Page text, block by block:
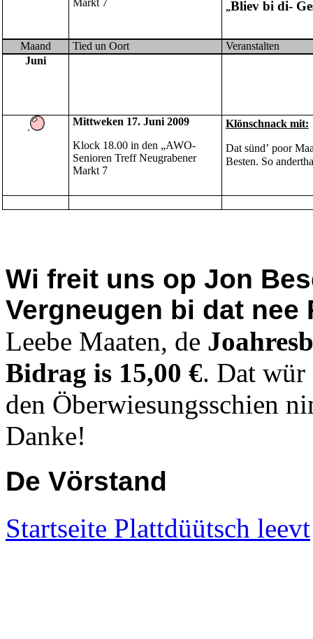
Markt 7
„Bliev bi di-
Maand Tied un Oort Veranstalten
Juni
.
Mittweken 17. Juni 2009
Klock 18.00 in den „AWO-
Senioren Treff Neugrabener
Markt 7
Klönschnackmit:
Dat sünd’ poor
Besten. So
Wi freit uns op Jon
Vergneugen bi dat nee
Leebe Maaten, de
Bidrag is 15,00 €. Dat wür
den Öberwiesungsschien
Danke!
De Vörstand
Startseite Plattdüütsch leevt